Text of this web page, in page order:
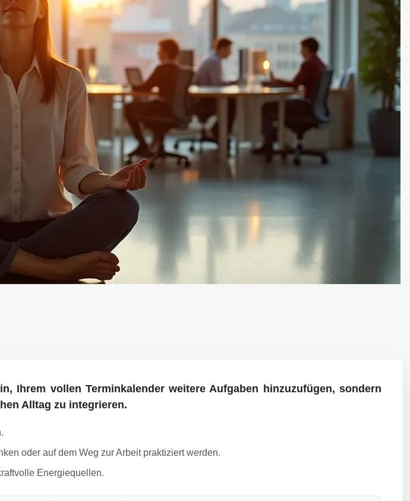
Ihrem vollen Terminkalender weitere Aufgaben hinzuzufügen, sondern
Alltag zu integrieren.
oder auf dem Weg zur Arbeit praktiziert werden.
Energiequellen.